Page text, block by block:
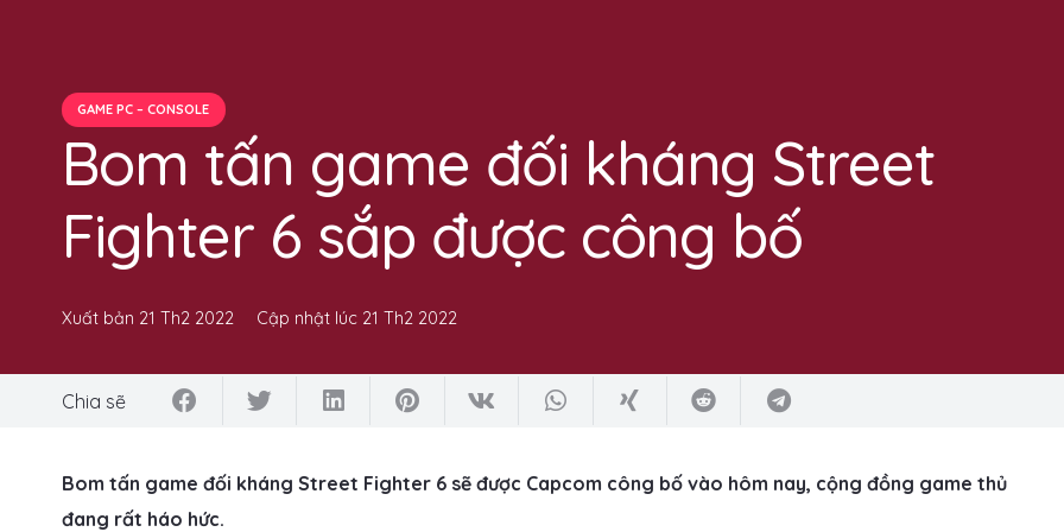
GAME PC – CONSOLE
Bom tấn game đối kháng Street
Fighter 6 sắp được công bố
Xuất bản 21 Th2 2022 Cập nhật lúc 21 Th2 2022
Chia sẽ
Bom tấn game đối kháng Street Fighter 6 sẽ được Capcom công bố vào hôm nay, cộng đồng game thủ
đang rất háo hức.